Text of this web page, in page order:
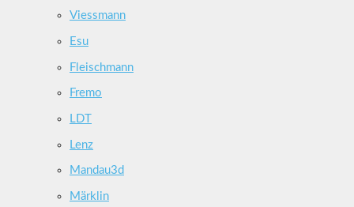
Viessmann
Esu
Fleischmann
Fremo
LDT
Lenz
Mandau3d
Märklin